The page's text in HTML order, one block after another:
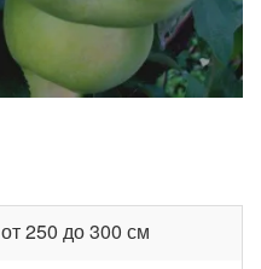
от 250 до 300 см